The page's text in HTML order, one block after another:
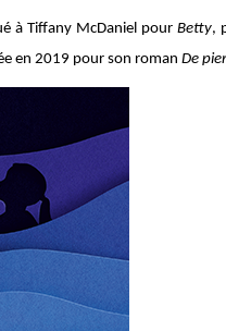
à Tiffany McDaniel pourBetty,
en 2019 pour son roman De